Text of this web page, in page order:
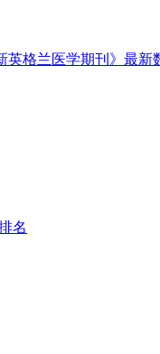
英格兰医学期刊》最
名